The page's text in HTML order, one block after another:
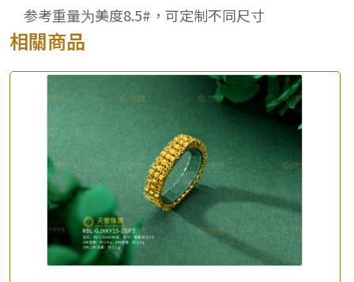
参考重量为美度8.5#，可定制不同尺寸
相關商品